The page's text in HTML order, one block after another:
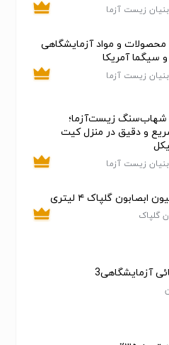
زیست آزما
محصولات و مواد آزمایشگاهی
سیگما آمریکا
زیست آزما
زیست‌آزما؛
و دقیق در منزل کیت
زیست آزما
ابصابون گلپاک ۴ لیتری
گلپاک
آزمایشگاهی3